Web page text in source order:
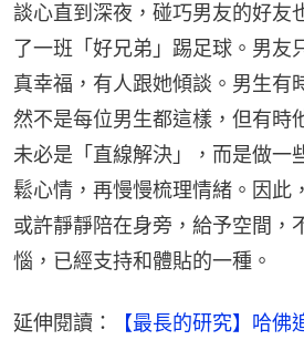
談心直到深夜，碰巧男友的好友
了一班「好兄弟」踢足球。男友
真幸福，有人跟她傾談。男生有
然不是每位男生都這樣，但有時
未必是「直線解決」，而是做一
鬆心情，再慢慢梳理情緒。因此
或許靜靜陪在身旁，給予空間，
惱，已經支持和體貼的一種。
延伸閱讀：
【最長的研究】哈